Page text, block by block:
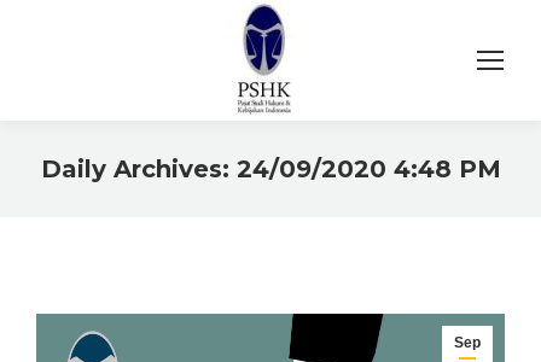
Daily Archives: 24/09/2020 4:48 PM
Sep